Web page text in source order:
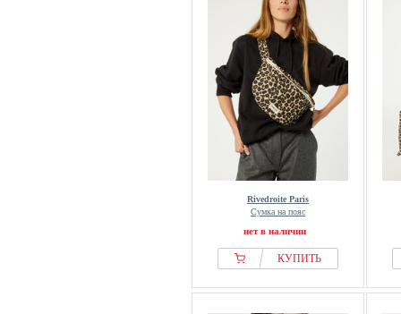
Rivedroite Paris
Сумка на пояс
нет в наличии
КУПИТЬ